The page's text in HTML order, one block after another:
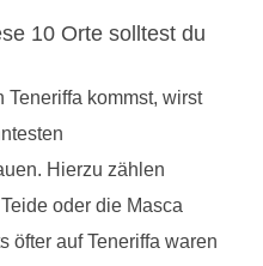
10 Orte solltest du
Teneriffa kommst, wirst
Hierzu zählen
oder die Masca
öfter auf Teneriffa waren